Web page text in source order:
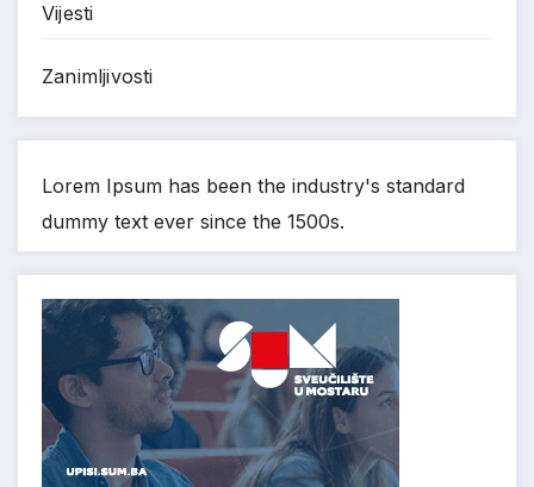
Vijesti
Zanimljivosti
Lorem Ipsum has been the industry's standard
dummy text ever since the 1500s.